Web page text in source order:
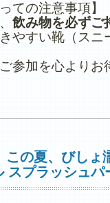
ての注意事項】
飲み物を必ずご
やすい靴（スニ
参加を心よりお
この夏、びしょ
スプラッシュ